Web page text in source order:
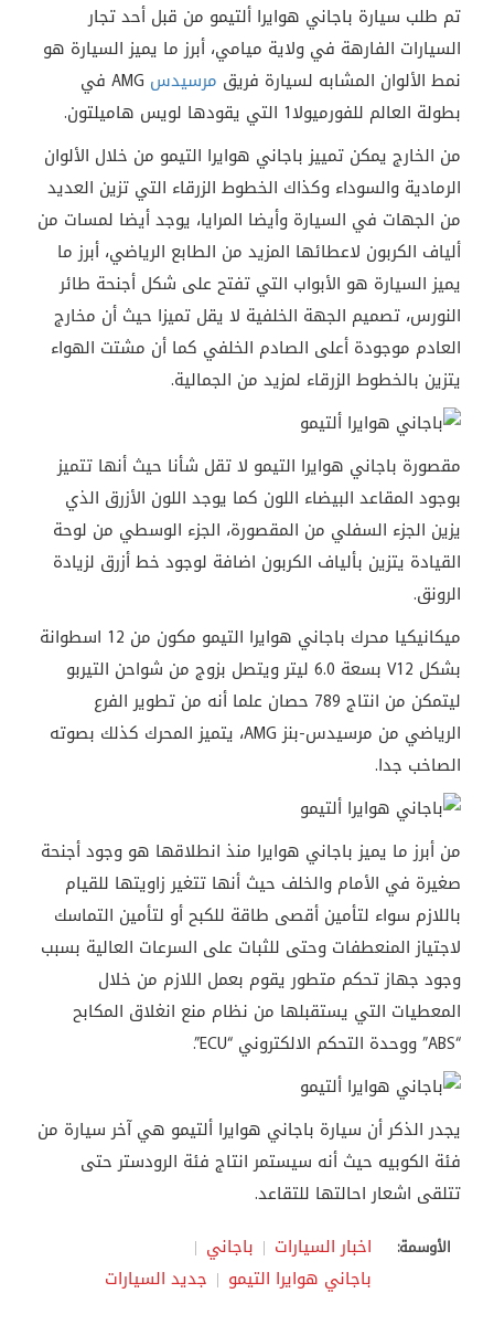
تم طلب سيارة باجاني هوايرا ألتيمو من قبل أحد تجار
السيارات الفارهة في ولاية ميامي، أبرز ما يميز السيارة هو
نمط الألوان المشابه لسيارة فريق مرسيدس
AMG في
بطولة العالم للفورميولا1 التي يقودها لويس هاميلتون.
من الخارج يمكن تمييز باجاني هوايرا التيمو من خلال الألوان
الرمادية والسوداء وكذاك الخطوط الزرقاء التي تزين العديد
من الجهات في السيارة وأيضا المرايا، يوجد أيضا لمسات من
ألياف الكربون لاعطائها المزيد من الطابع الرياضي، أبرز ما
يميز السيارة هو الأبواب التي تفتح على شكل أجنحة طائر
النورس، تصميم الجهة الخلفية لا يقل تميزا حيث أن مخارج
العادم موجودة أعلى الصادم الخلفي كما أن مشتت الهواء
يتزين بالخطوط الزرقاء لمزيد من الجمالية.
مقصورة باجاني هوايرا التيمو لا تقل شأنا حيث أنها تتميز
بوجود المقاعد البيضاء اللون كما يوجد اللون الأزرق الذي
يزين الجزء السفلي من المقصورة، الجزء الوسطي من لوحة
القيادة يتزين بألياف الكربون اضافة لوجود خط أزرق لزيادة
الرونق.
ميكانيكيا محرك باجاني هوايرا التيمو مكون من 12 اسطوانة
بشكل V12 بسعة 6.0 ليتر ويتصل بزوج من شواحن التيربو
ليتمكن من انتاج 789 حصان علما أنه من تطوير الفرع
الرياضي من مرسيدس-بنز AMG، يتميز المحرك كذلك بصوته
الصاخب جدا.
من أبرز ما يميز باجاني هوايرا منذ انطلاقها هو وجود أجنحة
صغيرة في الأمام والخلف حيث أنها تتغير زاويتها للقيام
باللازم سواء لتأمين أقصى طاقة للكبح أو لتأمين التماسك
لاجتياز المنعطفات وحتى للثبات على السرعات العالية بسبب
وجود جهاز تحكم متطور يقوم بعمل اللازم من خلال
المعطيات التي يستقبلها من نظام منع انغلاق المكابح
“ABS” ووحدة التحكم الالكتروني “ECU”.
يجدر الذكر أن سيارة باجاني هوايرا ألتيمو هي آخر سيارة من
فئة الكوبيه حيث أنه سيستمر انتاج فئة الرودستر حتى
تتلقى اشعار احالتها للتقاعد.
الأوسمة: اخبار السيارات
باجاني
باجاني هوايرا التيمو
جديد السيارات